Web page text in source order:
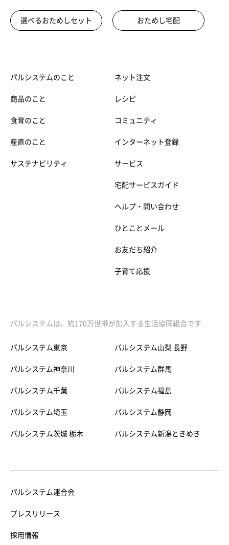
選べるおためしセット おためし宅配
パルシステムのこと
商品のこと
食育のこと
産直のこと
サステナビリティ
ネット注文
レシピ
コミュニティ
インターネット登録
サービス
宅配サービスガイド
ヘルプ・問い合わせ
ひとことメール
お友だち紹介
子育て応援
パルシステムは、約170万世帯が加入する生活協同組合です
パルシステム東京
パルシステム神奈川
パルシステム千葉
パルシステム埼玉
パルシステム茨城 栃木
パルシステム山梨 長野
パルシステム群馬
パルシステム福島
パルシステム静岡
パルシステム新潟ときめき
パルシステム連合会
プレスリリース
採用情報